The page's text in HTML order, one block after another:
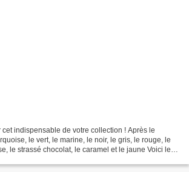
indispensable de votre collection ! Après le
le vert, le marine, le noir, le gris, le rouge, le
le strassé chocolat, le caramel et le jaune Voici le